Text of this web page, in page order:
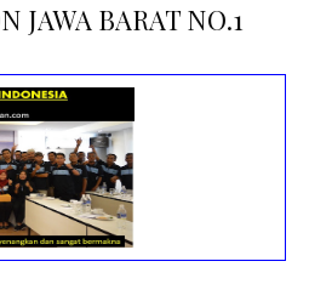
JAWA BARAT NO.1